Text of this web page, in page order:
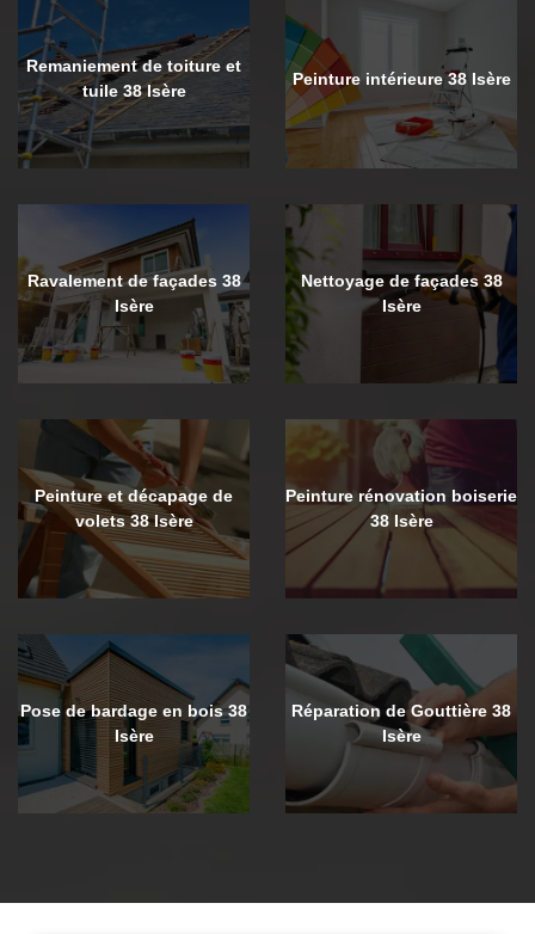
Remaniement de toiture et
tuile 38 Isère
Peinture intérieure 38 Isère
Ravalement de façades 38
Isère
Nettoyage de façades 38
Isère
Peinture et décapage de
volets 38 Isère
Peinture rénovation boiserie
38 Isère
Pose de bardage en bois 38
Isère
Réparation de Gouttière 38
Isère